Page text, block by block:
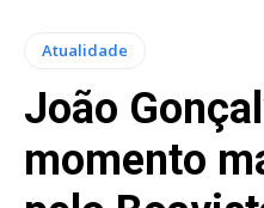
Atualidade
João
momento